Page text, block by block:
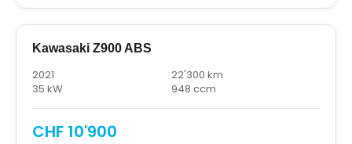
Kawasaki Z900 ABS
2021
22'300 km
35 kW
948 ccm
CHF 10'900